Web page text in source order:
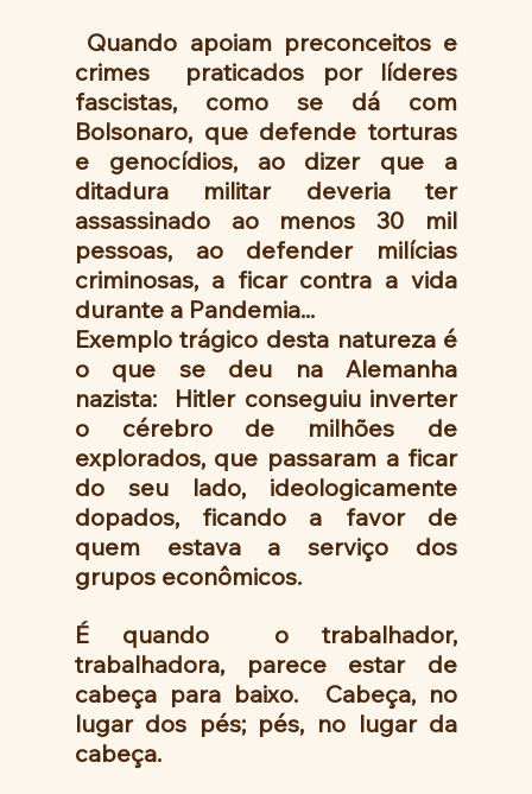
crimes  praticados por líderes
fascistas, como se dá com
Bolsonaro, que defende torturas
e genocídios, ao dizer que a
ditadura militar deveria ter
assassinado ao menos 30 mil
pessoas, ao defender milícias
criminosas, a ficar contra a vida
durante a Pandemia...
Exemplo trágico desta natureza é
o que se deu na Alemanha
nazista:  Hitler conseguiu inverter
o cérebro de milhões de
explorados, que passaram a ficar
do seu lado, ideologicamente
dopados, ficando a favor de
quem estava a serviço dos
grupos econômicos.
É quando  o trabalhador,
trabalhadora, parece estar de
cabeça para baixo.  Cabeça, no
lugar dos pés; pés, no lugar da
cabeça.